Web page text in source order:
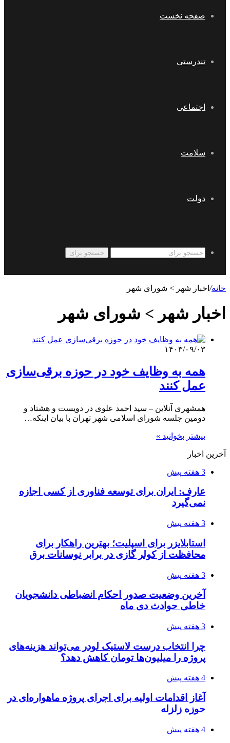
صفحه نخست
تندرستی
اجتماعی
سلامت
دولت
جستجو برای
خانه/ اخبار شهر > شورای شهر
اخبار شهر > شورای شهر
۱۴۰۳/۰۹/۰۳
همه به وظایف خود در حوزه برقی‌سازی
عمل کنند
همشهری آنلاین – سید احمد علوی در دویست و هشتاد و
دومین جلسه شورای اسلامی شهر تهران با بیان اینکه…
بیشتر بخوانید »
آخرین اخبار
3 هفته پیش
عارف: ایران برای توسعه فناوری از کسی اجازه
نمی‌گیرد
3 هفته پیش
استابلایزر برای اسپلیت؛ بهترین راهکار برای
محافظت از کولر گازی در برابر نوسانات برق
3 هفته پیش
آخرین وضعیت صدور احکام انضباطی دانشجویان
خاطی حوادث دی ماه
3 هفته پیش
چرا انتخاب درست لاستیک لودر می‌تواند هزینه‌های
پروژه را میلیون‌ها تومان کاهش دهد؟
4 هفته پیش
آغاز اقدامات اولیه برای اجرای پروژه ماهواره‌ای در
حوزه زلزله
4 هفته پیش